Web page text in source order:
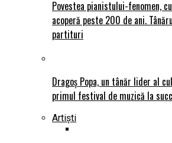
Povestea pianistului-fenomen,
acoperă peste 200 de ani.
partituri
Dragoș Popa, un tânăr lider al
primul festival de muzică la
Artiști